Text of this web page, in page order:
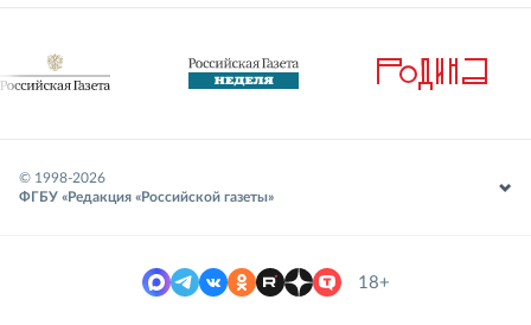
© 1998-2026
ФГБУ «Редакция «Российской газеты»
18+